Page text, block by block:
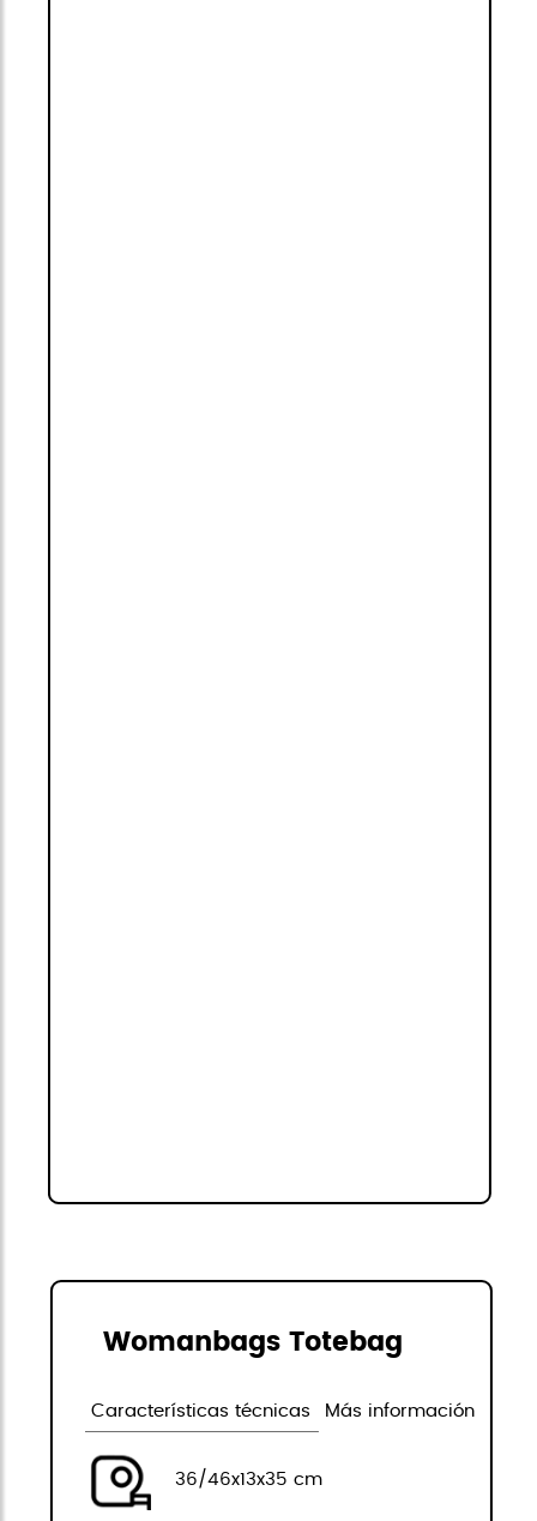
Womanbags Totebag
Características técnicas Más información
36/46x13x35 cm